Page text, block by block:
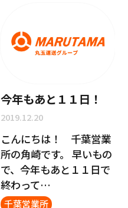
今年もあと１１日！
2019.12.20
こんにちは！ 千葉営業
所の角崎です。 早いもの
で、今年もあと１１日で
終わって…
千葉営業所